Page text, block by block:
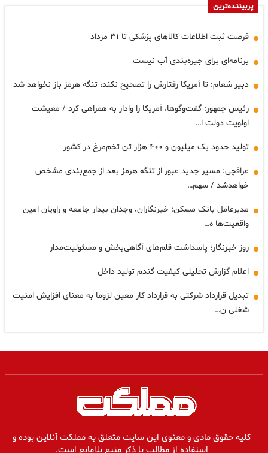
پربیننده‌ترین
فرصت ثبت اطلاعات کالاهای پزشکی تا ۳۱ مرداد
برنامه‌ای برای جیره‌بندی آب نیست
دبیر شعام: تا آمریکا رفتارش را تصحیح نکند، تنگه هرمز باز نخواهد شد
رئیس جمهور: گفت‌وگوها، آمریکا را وادار به همراهی کرد / معیشت
اولویت دولت ا…
تولید حدود یک میلیون و ۴۰۰ هزار تن تخم‌مرغ در کشور
عراقچی: مسیر جدید عبور از تنگه هرمز بعد از جمع‌بندی مشخص
خواهدشد / سهم…
مدیرعامل بانک مسکن: خبرنگاران، وجدان بیدار جامعه و راویان امین
واقعیت‌ها ه…
روز خبرنگار؛ پاسداشت قلم‌های آگاهی‌بخش و مسئولیت‌مدار
اعلام گزارش تحلیلی کیفیت گندم تولید داخل
تبدیل قرارداد شرکتی به قرارداد کار معین لزوما به معنای افزایش امنیت
شغلی ن…
کلیه حقوق مادی و معنوی این سایت متعلق به مملکت آنلاین بوده و